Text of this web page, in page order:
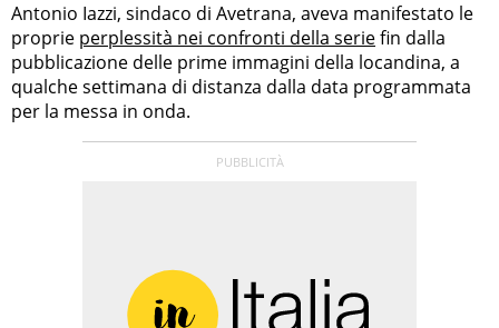
Antonio Iazzi, sindaco di Avetrana, aveva manifestato le
proprie perplessità nei confronti della seriefin dalla
pubblicazione delle prime immagini della locandina, a
qualche settimana di distanza dalla data programmata
per la messa in onda.